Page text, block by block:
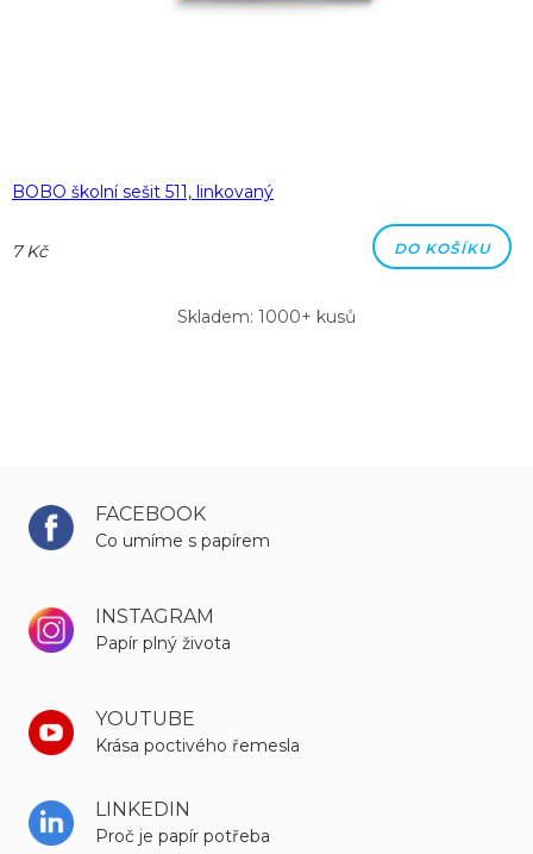
BOBO školní sešit 511, linkovaný
7 Kč DO KOŠÍKU
Skladem: 1000+ kusů
FACEBOOK
Co umíme s papírem
INSTAGRAM
Papír plný života
YOUTUBE
Krása poctivého řemesla
LINKEDIN
Proč je papír potřeba